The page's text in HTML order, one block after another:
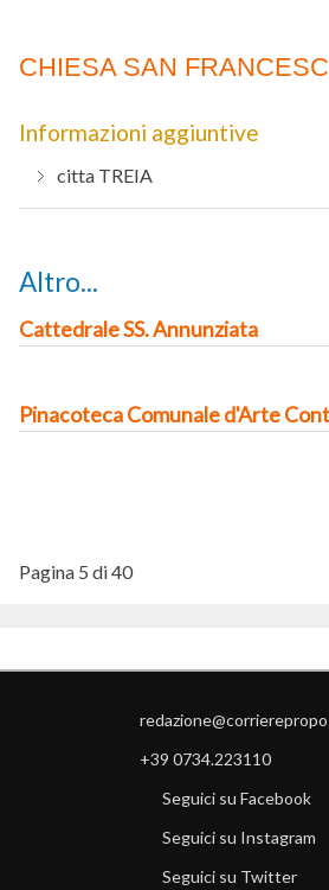
CHIESA SAN
Informazioni aggiuntive
citta TREIA
Altro...
Cattedrale SS. Annunziata
Pinacoteca Comunale d'Arte
Pagina 5 di 40
+39 0734.223110
Seguici su Facebook
Seguici su Instagram
Seguici su Twitter